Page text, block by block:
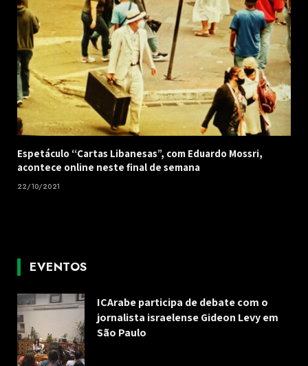
Espetáculo “Cartas Libanesas”, com Eduardo Mossri,
acontece online neste final de semana
22/10/2021
EVENTOS
ICArabe participa de debate com o
jornalista israelense Gideon Levy em
São Paulo